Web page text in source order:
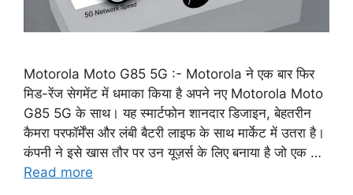
Motorola Moto G85 5G :- Motorola ने एक बार फिर
मिड-रेंज सेगमेंट में धमाका किया है अपने नए Motorola Moto
G85 5G के साथ। यह स्मार्टफोन शानदार डिजाइन, बेहतरीन
कैमरा परफॉर्मेंस और लंबी बैटरी लाइफ के साथ मार्केट में उतरा है।
कंपनी ने इसे खास तौर पर उन यूज़र्स के लिए बनाया है जो एक …
Read more